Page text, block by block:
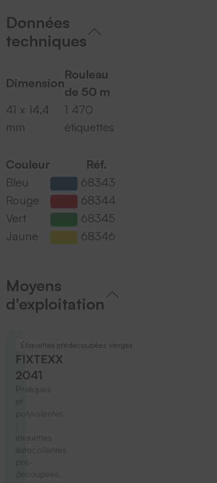
Données
techniques
Dimension
Rouleau
de 50 m
41 x 14,4
mm
1 470
étiquettes
Couleur
Réf.
Bleu
68343
Rouge
68344
Vert
68345
Jaune
68346
Moyens
d'exploitation
Étiquettes prédecoupées vierges
FIXTEXX
2041
Pratiques
polyvalentes
étiquettes
autocollantes
pré-
découpées,